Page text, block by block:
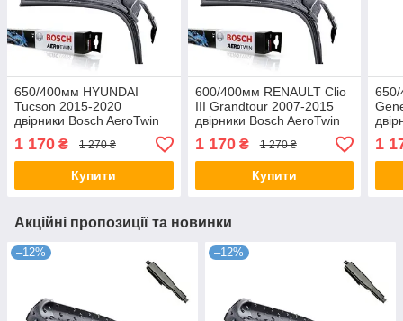
650/400мм HYUNDAI
Tucson 2015-2020
двірники Bosch AeroTwin
Склоочисники
1 170 ₴ 1 270 ₴
Купити
600/400мм RENAULT Clio
III Grandtour 2007-2015
двірники Bosch AeroTwin
Склоочисники
1 170₴ 1 270 ₴
Купити
1
Акційні пропозиції та новинки
–12% –12%